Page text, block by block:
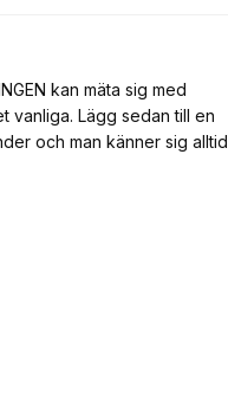
kan mäta sig med
till en
man känner sig alltid